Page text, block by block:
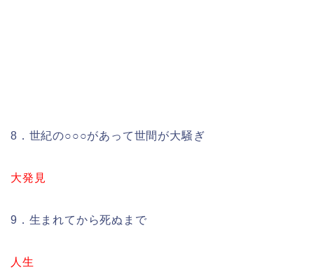
8．世紀の○○○があって世間が大騒ぎ
大発見
9．生まれてから死ぬまで
人生